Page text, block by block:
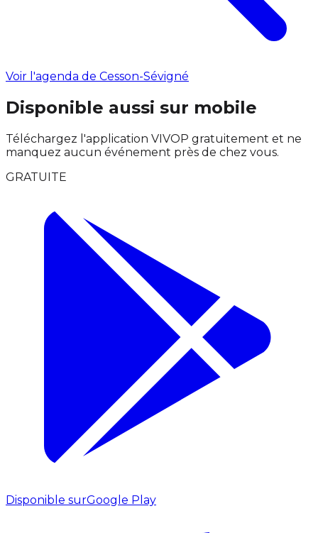
Voir l'agenda de Cesson-Sévigné
Disponible aussi sur mobile
Téléchargez l'application VIVOP gratuitement et ne
manquez aucun événement près de chez vous.
GRATUITE
Disponible surGoogle Play